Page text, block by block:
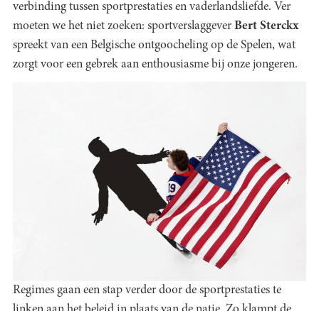
verbinding tussen sportprestaties en vaderlandsliefde. Ver
moeten we het niet zoeken: sportverslaggever Bert Sterckx
spreekt van een Belgische ontgoocheling op de Spelen, wat
zorgt voor een gebrek aan enthousiasme bij onze jongeren.
Regimes gaan een stap verder door de sportprestaties te